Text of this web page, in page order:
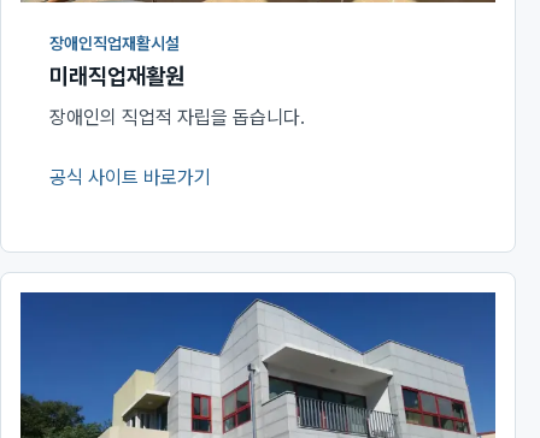
장애인직업재활시설
미래직업재활원
장애인의 직업적 자립을 돕습니다.
공식 사이트 바로가기
(새 창에서 열림)